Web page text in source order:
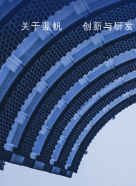
关于蓝帆 创新与研发